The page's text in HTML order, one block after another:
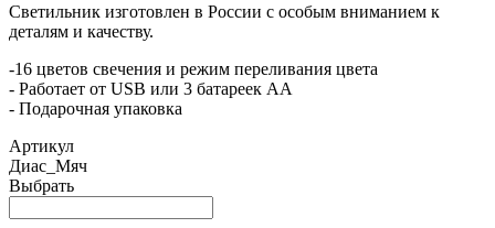
Светильник изготовлен в России с особым вниманием к
деталям и качеству.
-16 цветов свечения и режим переливания цвета
- Работает от USB или 3 батареек АА
- Подарочная упаковка
Артикул
Диас_Мяч
Выбрать